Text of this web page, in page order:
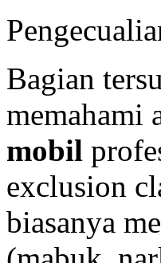
Bagian
memahami
mobil
exclusion
biasanya